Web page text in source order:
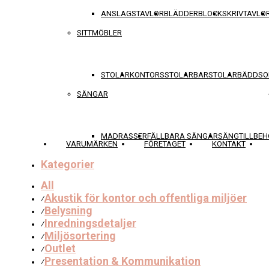
ANSLAGSTAVLORBLÄDDERBLOCK
SITTMÖBLER
STOLARKONTORSSTOLARBARSTOLAR
SÄNGAR
MADRASSERFÄLLBARA SÄNGAR
VARUMÄRKEN FÖRETAGET KONTAKT
Kategorier
All
⁄Akustik för kontor och offentliga miljöer
⁄Belysning
⁄Inredningsdetaljer
⁄Miljösortering
⁄Outlet
⁄Presentation & Kommunikation